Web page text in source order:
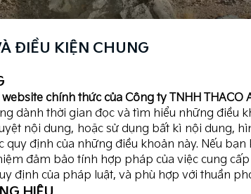
ĐIỀU KIỆN CHUNG
chính thức của Công ty TNHH THACO
dành thời gian đọc và tìm hiểu những điều
nội dung, hoặc sử dụng bất kì nội dung,
quy định của những điều khoản này. Nếu
đảm bảo tính hợp pháp của việc cung
định của pháp luật, và phù hợp với thuần